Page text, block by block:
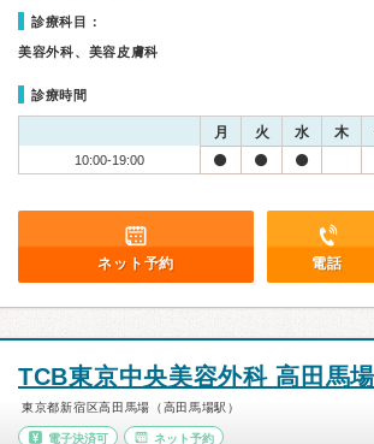
診療科目：
美容外科、美容皮膚科
診療時間
月 火 水 木
10:00-19:00
ネット予約 電話
TCB東京中央美容外科 高田馬
東京都新宿区高田馬場（高田馬場駅）
電子決済可 ネット予約